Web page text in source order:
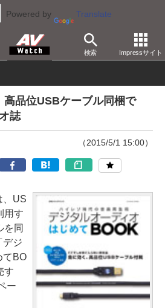
Powered by Translate
検索 Impressサイト
機器
高品位USBケーブル同梱で
誌
（2015/5/1 15:00）
US
用す
を同
デジ
てBO
す
ー